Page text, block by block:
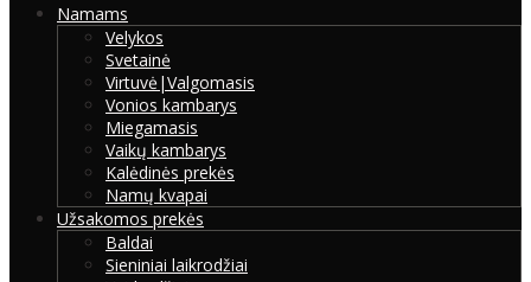
Namams
Velykos
Svetainė
Virtuvė|Valgomasis
Vonios kambarys
Miegamasis
Vaikų kambarys
Kalėdinės prekės
Namų kvapai
Užsakomos prekės
Baldai
Sieniniai laikrodžiai